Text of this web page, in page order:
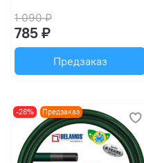
1 090 ₽
785 ₽
Предзаказ
-28% Предзаказ